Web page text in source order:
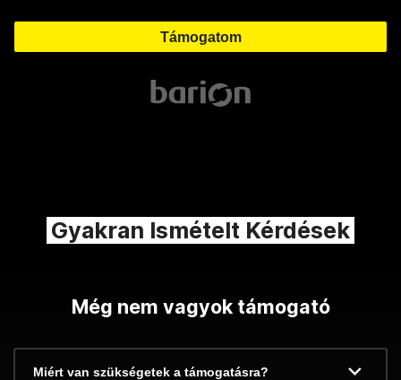
Gyakran Ismételt Kérdések
Még nem vagyok támogató
Miért van szükségetek a támogatásra?